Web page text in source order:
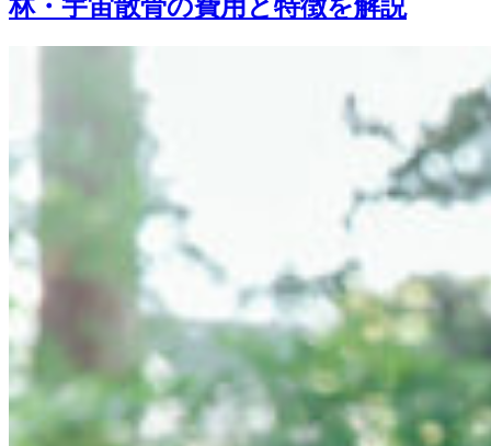
林・宇宙散骨の費用と特徴を解説